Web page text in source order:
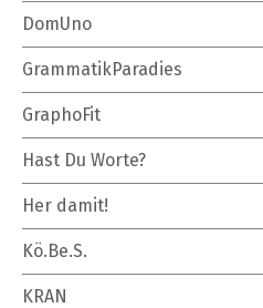
DomUno
GrammatikParadies
GraphoFit
Hast Du Worte?
Her damit!
Kö.Be.S.
KRAN